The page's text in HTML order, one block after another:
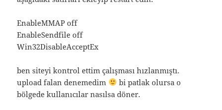
EnableMMAP off
EnableSendfile off
Win32DisableAcceptEx
ben siteyi kontrol ettim çalışması hızlanmıştı.
upload falan denemedim
bi patlak olursa o
bölgede kullanıcılar nasılsa döner.